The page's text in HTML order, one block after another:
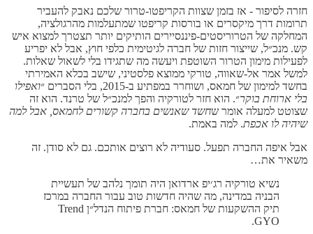
חזרה לסיפור - אז בזמן שצוות הקריפטו-טרור שלכם נאבק להעביר
תרומות דרך מיקסרים או בורסות קריפטו שמתעלמות מהרגולציה,
המחלקה של הטרוריסטים-פיננסיירים הותיקים יותר תצטרך למצוא איש
קש. מנכ״ל, שייצור חזות של חברה לגיטימית כלפי חוץ, אבל לא יפריע
לפעילות מימון הטרור השוטפת ויעשה מה שתגידו בלי לשאול שאלות.
למשל אמר אל-שאווה, טורקי ממוצא פלסטיני, שישב בכלא האמירתי
בחשד למימון של חמאס, ושוחרר במפתיע ב-2015, בלי הסברים ״
ואפילו
בלי ארוחת בוקר״. הוא חזר לטורקיה והפך למנכ״ל של טרנד. הוא זה
שצוטט למעלה אומר שחשד שאנשים בחברה קשורים לחמאס, אבל למה
שיהיה לו אכפת. למה באמת.
אבל איפה החברה תפעל. סעודיה לא רוצים אותכם. גם לא סודן. זה
משאיר את…
נשיא טורקיה רג׳יפ ארדואן היה תומך נלהב של תעשיית
הבניה במדינה, מה שהיה חדשות טוב עבור החברה במרכז
תיק ההשקעות של חמאס: חברת פיתוח הנדל״ן Trend
GYO.